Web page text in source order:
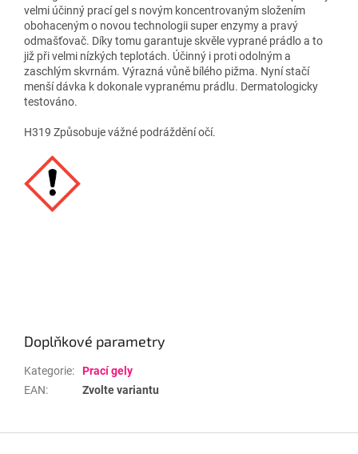
velmi účinný prací gel s novým koncentrovaným složením
obohaceným o novou technologii super enzymy a pravý
odmašťovač. Díky tomu garantuje skvěle vyprané prádlo a to
již při velmi nízkých teplotách. Účinný i proti odolným a
zaschlým skvrnám. Výrazná vůně bílého pižma. Nyní stačí
menší dávka k dokonale vypranému prádlu. Dermatologicky
testováno.
H319 Způsobuje vážné podráždění očí.
Doplňkové parametry
Kategorie:
Prací gely
EAN: Zvolte variantu